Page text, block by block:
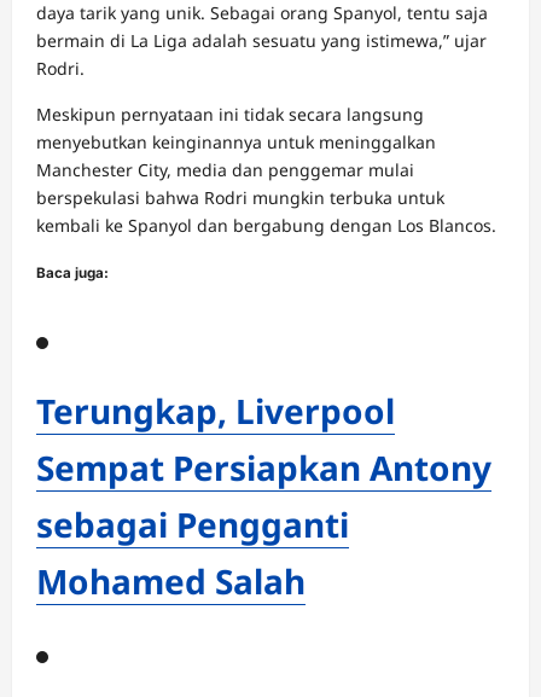
daya tarik yang unik. Sebagai orang Spanyol, tentu saja
bermain di La Liga adalah sesuatu yang istimewa,” ujar
Rodri.
Meskipun pernyataan ini tidak secara langsung
menyebutkan keinginannya untuk meninggalkan
Manchester City, media dan penggemar mulai
berspekulasi bahwa Rodri mungkin terbuka untuk
kembali ke Spanyol dan bergabung dengan Los Blancos.
Baca juga:
Terungkap, Liverpool
Sempat Persiapkan Antony
sebagai Pengganti
Mohamed Salah